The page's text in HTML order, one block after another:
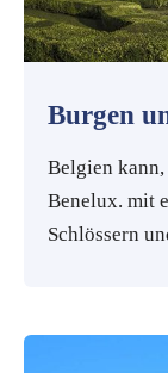
Burgen
Belgien kann,
Benelux. mit
Schlössern